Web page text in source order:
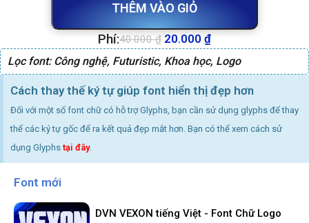
THÊM VÀO GIỎ
Phí:40.000₫ 20.000 ₫
Lọc font: Công nghệ, Futuristic, Khoa học, Logo
Cách thay thế ký tự giúp font hiển thị đẹp hơn
Đối với một số font chữ có hỗ trợ Glyphs, bạn cần sử dụng glyphs để thay
thể các ký tự gốc để ra kết quả đẹp mắt hơn. Bạn có thể xem cách sử
dụng Glyphs tại đây.
Font mới
DVN VEXON tiếng Việt - Font Chữ Logo